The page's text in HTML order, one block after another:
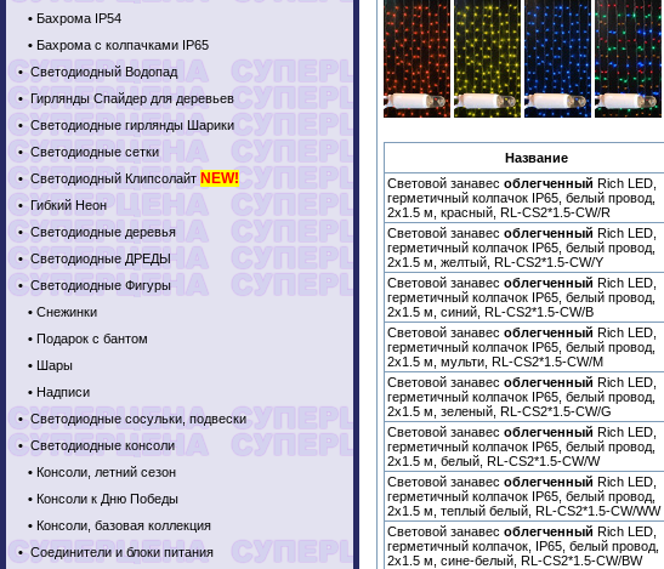
• Бахрома IP54
• Бахрома с колпачками IP65
•Светодиодный Водопад
•Гирлянды Спайдер для деревьев
•Светодиодные гирлянды Шарики
•Светодиодные сетки
•Светодиодный Клипсолайт NEW!
•Гибкий Неон
•Светодиодные деревья
•Светодиодные ДРЕДЫ
•Светодиодные Фигуры
• Снежинки
• Подарок с бантом
• Шары
• Надписи
•Светодиодные сосульки, подвески
•Светодиодные консоли
• Консоли, летний сезон
• Консоли к Дню Победы
• Консоли, базовая коллекция
•Соединители и блоки питания
Название
Световой занавес облегченный Rich LED,
герметичный колпачок IP65, белый провод,
2х1.5 м, красный, RL-CS2*1.5-CW/R
Световой занавес облегченный Rich LED,
герметичный колпачок IP65, белый провод,
2х1.5 м, желтый, RL-CS2*1.5-CW/Y
Световой занавес облегченный Rich LED,
герметичный колпачок IP65, белый провод,
2х1.5 м, синий, RL-CS2*1.5-CW/B
Световой занавес облегченный Rich LED,
герметичный колпачок IP65, белый провод,
2х1.5 м, мульти, RL-CS2*1.5-CW/M
Световой занавес облегченный Rich LED,
герметичный колпачок IP65, белый провод,
2х1.5 м, зеленый, RL-CS2*1.5-CW/G
Световой занавес облегченный Rich LED,
герметичный колпачок IP65, белый провод,
2х1.5 м, белый, RL-CS2*1.5-CW/W
Световой занавес облегченный Rich LED,
герметичный колпачок IP65, белый провод,
2х1.5 м, теплый белый, RL-CS2*1.5-CW/WW
Световой занавес облегченный Rich LED,
герметичный колпачок, IP65, белый провод,
2х1.5 м, сине-белый, RL-CS2*1.5-CW/BW